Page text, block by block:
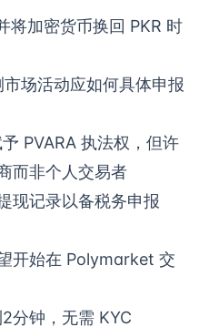
将加密货币换回 PKR 时
场活动应如何具体申报
PVARA 执法权，但许
而非个人交易者
现记录以备税务申报
开始在 Polymarket 交
分钟，无需 KYC